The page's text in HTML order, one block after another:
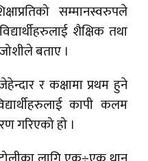
सम्मानस्वरुपले
शैक्षिक तथा
बताए ।
र कक्षामा प्रथम हुने
कापी कलम
गरिएको हो ।